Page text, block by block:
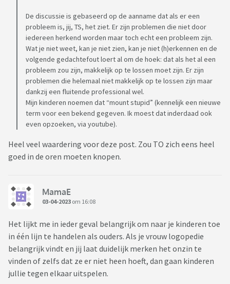
Afijn, logopedie.
We zijn nu ca. 1.5 jaar verder, ik ben een paar keer mee
geweest en het was dramatisch en absoluut niet wat ik er
van verwachtte.
Zit daar een dame, vijftiger, elke keer een spelletje te spelen
met zo'n kind. Geen idee wat dat met logopedie te maken
heeft, maar goed.
Feit is dat die logopedist om de zoveel tijd weer met iets
nieuws op de proppen komt.
Meest recent: logisch beredeneren kan dochter niet.
ook één van.
weer iets om de continuiteit van de handel te waarborgen
Daarnaast: wat heeft "logisch beredeneren" met logopedie
te maken??
We zitten bij zo'n figuur omdat dochterlief destijds niet
De discussie is gebaseerd op de aanname dat als er een
probleem is, jij, TS, het ziet. Er zijn problemen die niet door
iedereen herkend worden maar toch echt een probleem zijn.
Wat je niet weet, kan je niet zien, kan je niet (h)erkennen en de
volgende gedachtefout loert al om de hoek: dat als het al een
probleem zou zijn, makkelijk op te lossen moet zijn. Er zijn
problemen die helemaal niet makkelijk op te lossen zijn maar
dankzij een fluitende professional wel.
Mijn kinderen noemen dat “mount stupid” (kennelijk een nieuwe
term voor een bekend gegeven. Ik moest dat inderdaad ook
even opzoeken, via youtube).
Heel veel waardering voor deze post. Zou TO zich eens heel
goed in de oren moeten knopen.
MamaE
03-04-2023 om 16:08
Het lijkt me in ieder geval belangrijk om naar je kinderen toe
in één lijn te handelen als ouders. Als je vrouw logopedie
belangrijk vindt en jij laat duidelijk merken het onzin te
vinden of zelfs dat ze er niet heen hoeft, dan gaan kinderen
jullie tegen elkaar uitspelen.